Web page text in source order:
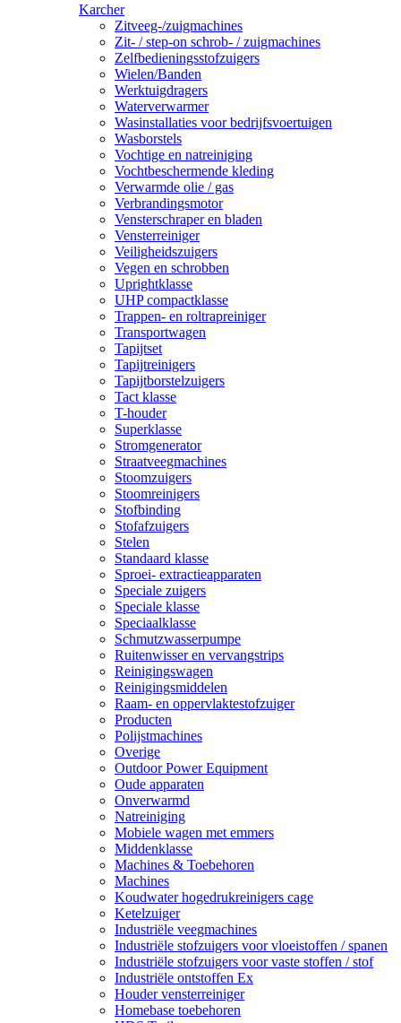
Karcher
Zitveeg-/zuigmachines
Zit- / step-on schrob- / zuigmachines
Zelfbedieningsstofzuigers
Wielen/Banden
Werktuigdragers
Waterverwarmer
Wasinstallaties voor bedrijfsvoertuigen
Wasborstels
Vochtige en natreiniging
Vochtbeschermende kleding
Verwarmde olie / gas
Verbrandingsmotor
Vensterschraper en bladen
Vensterreiniger
Veiligheidszuigers
Vegen en schrobben
Uprightklasse
UHP compactklasse
Trappen- en roltrapreiniger
Transportwagen
Tapijtset
Tapijtreinigers
Tapijtborstelzuigers
Tact klasse
T-houder
Superklasse
Stromgenerator
Straatveegmachines
Stoomzuigers
Stoomreinigers
Stofbinding
Stofafzuigers
Stelen
Standaard klasse
Sproei- extractieapparaten
Speciale zuigers
Speciale klasse
Speciaalklasse
Schmutzwasserpumpe
Ruitenwisser en vervangstrips
Reinigingswagen
Reinigingsmiddelen
Raam- en oppervlaktestofzuiger
Producten
Polijstmachines
Overige
Outdoor Power Equipment
Oude apparaten
Onverwarmd
Natreiniging
Mobiele wagen met emmers
Middenklasse
Machines & Toebehoren
Machines
Koudwater hogedrukreinigers cage
Ketelzuiger
Industriële veegmachines
Industriële stofzuigers voor vloeistoffen / spanen
Industriële stofzuigers voor vaste stoffen / stof
Industriële ontstoffen Ex
Houder vensterreiniger
Homebase toebehoren